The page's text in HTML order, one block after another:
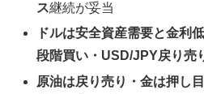
ス継続が妥当
ドルは安全資産需要と金利
段階買い・USD/JPY戻り売
原油は戻り売り・金は押し